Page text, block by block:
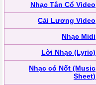
Nhạc Tân Cổ Video
Cải Lương Video
Nhạc Midi
Lời Nhạc (Lyric)
Nhạc có Nốt (Music
Sheet)